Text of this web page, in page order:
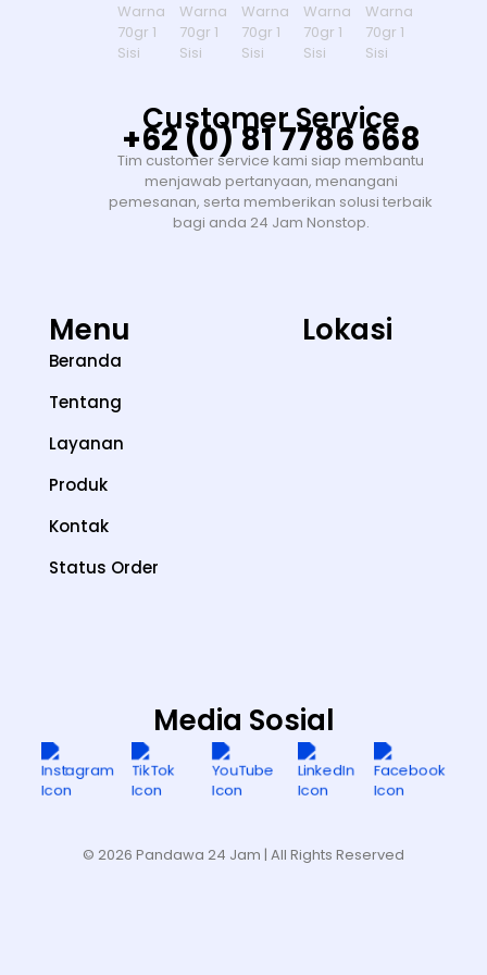
Customer Service
+62 (0) 81 7786 668
Tim customer service kami siap membantu
menjawab pertanyaan, menangani
pemesanan, serta memberikan solusi terbaik
bagi anda 24 Jam Nonstop.
Menu
Beranda
Tentang
Layanan
Produk
Kontak
Status Order
Lokasi
Media Sosial
© 2026 Pandawa 24 Jam | All Rights Reserved